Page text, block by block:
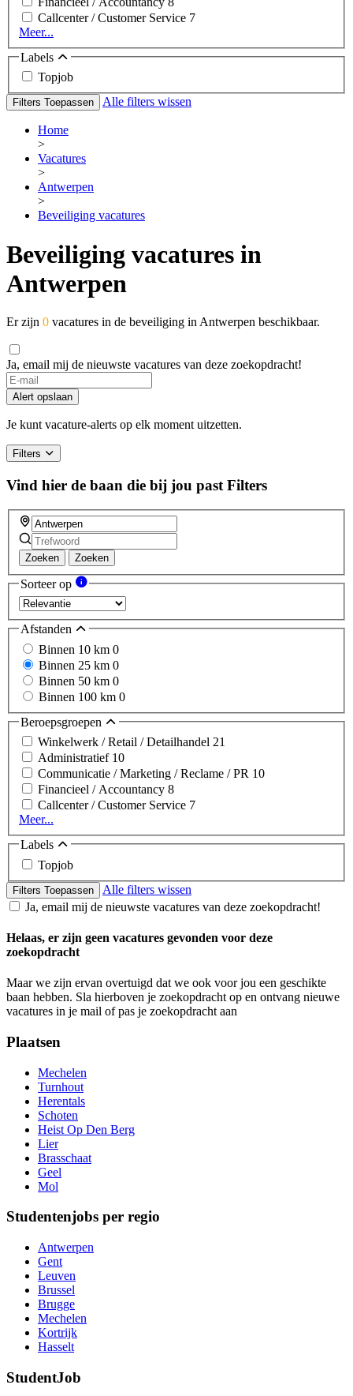
Callcenter / Customer Service 7
Meer...
Labels
Topjob
Filters Toepassen Alle filters wissen
Home
>
Vacatures
>
Antwerpen
>
Beveiliging vacatures
Beveiliging vacatures in
Antwerpen
Er zijn 0 vacatures in de beveiliging in Antwerpen beschikbaar.
Ja, email mij de nieuwste vacatures van deze zoekopdracht!
Alert opslaan
Je kunt vacature-alerts op elk moment uitzetten.
Filters
Vind hier de baan die bij jou past Filters
Zoeken Zoeken
Sorteer op
Afstanden
Binnen 10 km 0
Binnen 25 km 0
Binnen 50 km 0
Binnen 100 km 0
Beroepsgroepen
Winkelwerk / Retail / Detailhandel 21
Administratief 10
Communicatie / Marketing / Reclame / PR 10
Financieel / Accountancy 8
Callcenter / Customer Service 7
Meer...
Labels
Topjob
Filters Toepassen
Alle filters wissen
Ja, email mij de nieuwste vacatures van deze zoekopdracht!
Helaas, er zijn geen vacatures gevonden voor deze
zoekopdracht
Maar we zijn ervan overtuigd dat we ook voor jou een geschikte
baan hebben. Sla hierboven je zoekopdracht op en ontvang nieuwe
vacatures in je mail of pas je zoekopdracht aan
Plaatsen
Mechelen
Turnhout
Herentals
Schoten
Heist Op Den Berg
Lier
Brasschaat
Geel
Mol
Studentenjobs per regio
Antwerpen
Gent
Leuven
Brussel
Brugge
Mechelen
Kortrijk
Hasselt
StudentJob